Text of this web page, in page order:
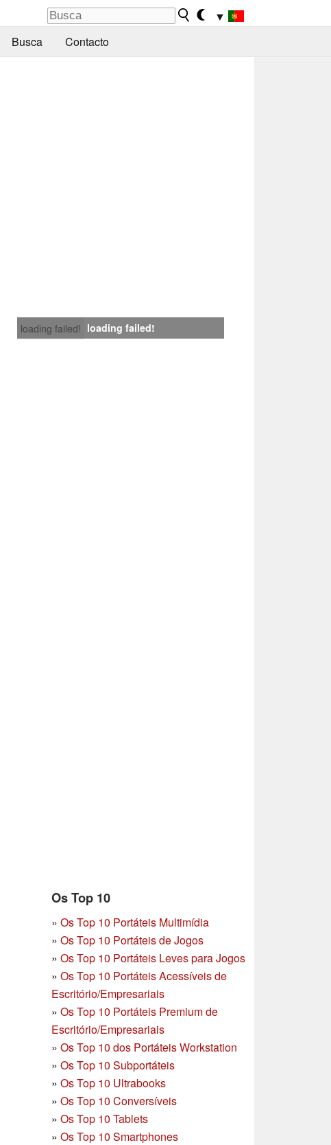
▼
Busca Contacto
loading failed! loading failed!
Os Top 10
» Os Top 10 Portáteis Multimídia
» Os Top 10 Portáteis de Jogos
» Os Top 10 Portáteis Leves para Jogos
» Os Top 10 Portáteis Acessíveis de
Escritório/Empresariais
» Os Top 10 Portáteis Premium de
Escritório/Empresariais
» Os Top 10 dos Portáteis Workstation
» Os Top 10 Subportáteis
» Os Top 10 Ultrabooks
» Os Top 10 Conversíveis
» Os Top 10 Tablets
» Os Top 10 Smartphones